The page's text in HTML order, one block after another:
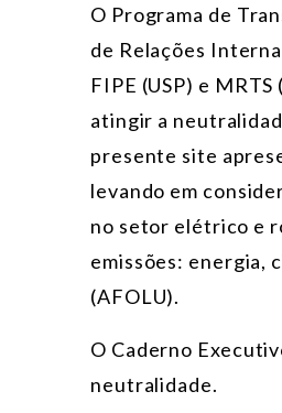
O Programa de
de Relações
FIPE (USP) e
atingir a
presente site
levando em
no setor elétrico e
emissões: energia,
(AFOLU).
O Caderno
neutralidade.